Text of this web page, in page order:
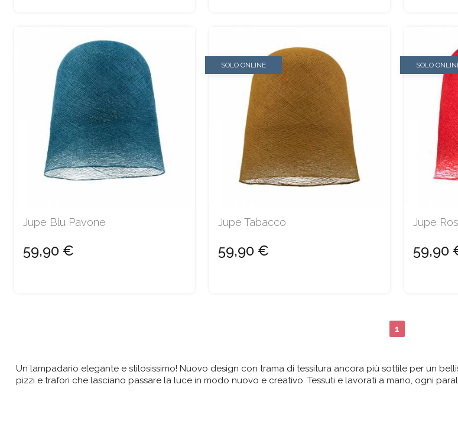
Jupe Blu Pavone
59,90 €
SOLO ONLINE
Jupe Tabacco
59,90 €
SOLO
Jupe
59,90
1
Un lampadario elegante e stilosissimo! Nuovo design con trama di tessitura ancora più sottile per un
pizzi e trafori che lasciano passare la luce in modo nuovo e creativo. Tessuti e lavorati a mano, ogni